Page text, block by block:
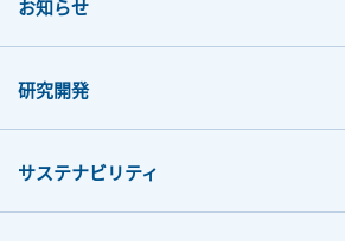
お知らせ
研究開発
サステナビリティ